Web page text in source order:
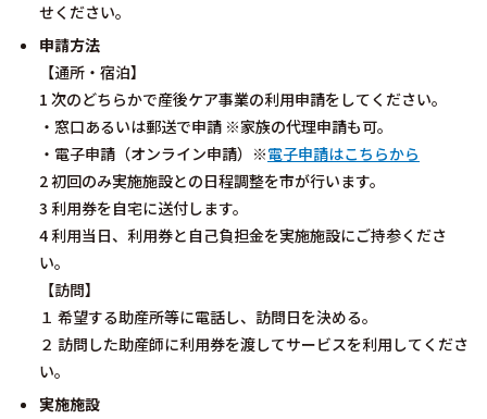
せください。
申請方法
【通所・宿泊】
1 次のどちらかで産後ケア事業の利用申請をしてください。
・窓口あるいは郵送で申請 ※家族の代理申請も可。
・電子申請（オンライン申請）※電子申請はこちらから
2 初回のみ実施施設との日程調整を市が行います。
3 利用券を自宅に送付します。
4 利用当日、利用券と自己負担金を実施施設にご持参くださ
い。
【訪問】
１ 希望する助産所等に電話し、訪問日を決める。
２ 訪問した助産師に利用券を渡してサービスを利用してくださ
い。
実施施設